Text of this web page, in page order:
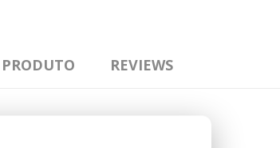
REVIEWS